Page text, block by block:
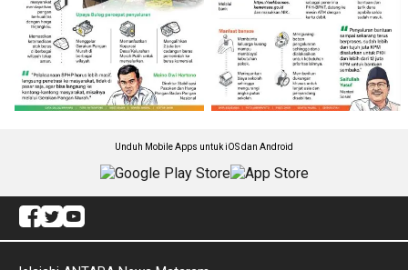
Unduh Mobile Apps untuk iOS dan Android